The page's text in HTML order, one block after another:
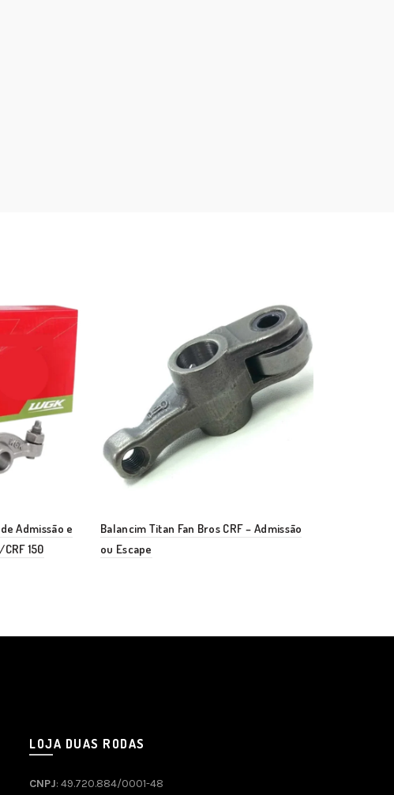
Admissão e
150
Balancim Titan Fan Bros CRF – Admissão
ou Escape
LOJA DUAS RODAS
CNPJ: 49.720.884/0001-48